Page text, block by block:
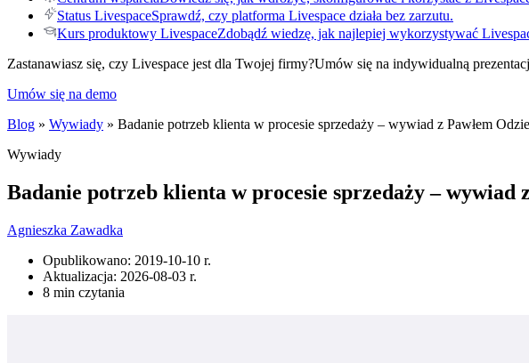
Status LivespaceSprawdź, czy platforma Livespace działa bez zarzutu.
Kurs produktowy LivespaceZdobądź wiedzę, jak najlepiej wykorzystywać
Zastanawiasz się, czy Livespace jest dla Twojej firmy?Umów się na indywidualną
Umów się na demo
Blog » Wywiady » Badanie potrzeb klienta w procesie sprzedaży – wywiad z Pawłem
Wywiady
Badanie potrzeb klienta w procesie sprzedaży – wywiad
Agnieszka Zawadka
Opublikowano: 2019-10-10 r.
Aktualizacja: 2026-08-03 r.
8 min czytania